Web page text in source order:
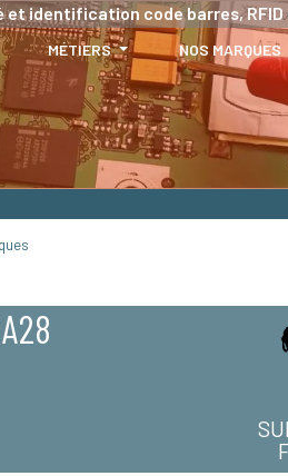
identification code barres, RFID
MÉTIERS NOS MARQUES